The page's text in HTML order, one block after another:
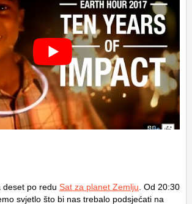
deset po redu Sat za planet Zemlju . Od 20:30
svjetlo što bi nas trebalo podsjećati na